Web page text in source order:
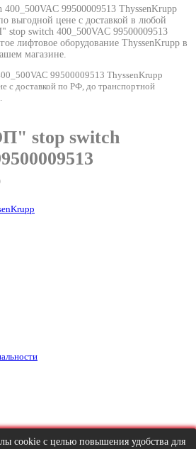
99500009513 ThyssenKrupp
выгодной цене с доставкой в любой
switch 400_500VAC 99500009513
лифтовое оборудование ThyssenKrupp в
магазине.
99500009513 ThyssenKrupp
с доставкой по РФ, до транспортной
stop switch
cookie с целью повышения удобства для